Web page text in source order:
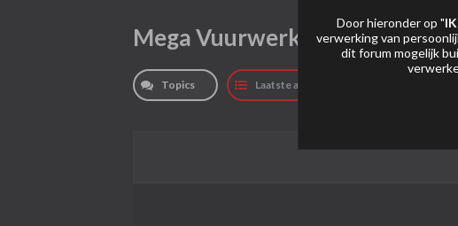
Mega Vuurwerk
Topics Laatste activiteit
Door hieronder op "
verwerking van
dit forum mogelijk